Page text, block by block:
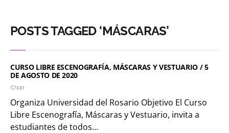
POSTS TAGGED ‘MÁSCARAS’
CURSO LIBRE ESCENOGRAFÍA, MÁSCARAS Y VESTUARIO / 5
DE AGOSTO DE 2020
681
Organiza Universidad del Rosario Objetivo El Curso
Libre Escenografía, Máscaras y Vestuario, invita a
estudiantes de todos...